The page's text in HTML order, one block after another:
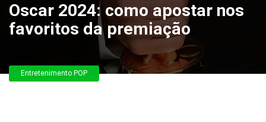
Oscar 2024: como apostar nos
favoritos da premiação
Entretenimento POP